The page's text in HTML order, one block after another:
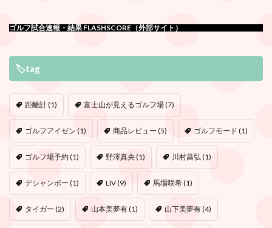
ゴルフ試合速報・結果 FLASHSCORE（外部サイト）
🏷tag
距離計(1) 富士山が見えるゴルフ場(7)
ゴルフアイゼン (1) 商品レビュー (5) ゴルフモード (1)
ゴルフ場予約(1) 野澤真央(1) 川村昌弘(1)
デシャンボー (1) LIV(9) 馬場咲希(1)
タイガー (2) 山本美夢有(1) 山下美夢有(4)